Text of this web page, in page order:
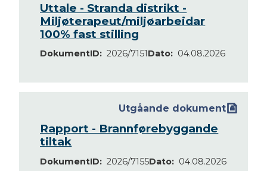
Uttale - Stranda distrikt -
Miljøterapeut/miljøarbeidar
100% fast stilling
DokumentID 2026/7151Dato 04.08.2026
Utgåande dokument
Rapport - Brannførebyggande
tiltak
DokumentID 2026/7155Dato
04.08.2026